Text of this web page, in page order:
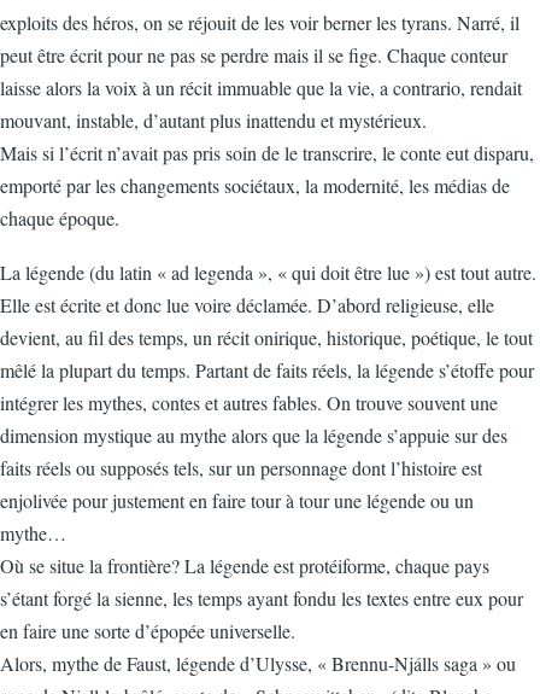
exploits des héros, on se réjouit de les voir berner les tyrans. Narré, il
peut être écrit pour ne pas se perdre mais il se fige. Chaque conteur
laisse alors la voix à un récit immuable que la vie, a contrario, rendait
mouvant, instable, d’autant plus inattendu et mystérieux.
Mais si l’écrit n’avait pas pris soin de le transcrire, le conte eut disparu,
emporté par les changements sociétaux, la modernité, les médias de
chaque époque.
La légende (du latin « ad legenda », « qui doit être lue ») est tout autre.
Elle est écrite et donc lue voire déclamée. D’abord religieuse, elle
devient, au fil des temps, un récit onirique, historique, poétique, le tout
mêlé la plupart du temps. Partant de faits réels, la légende s’étoffe pour
intégrer les mythes, contes et autres fables. On trouve souvent une
dimension mystique au mythe alors que la légende s’appuie sur des
faits réels ou supposés tels, sur un personnage dont l’histoire est
enjolivée pour justement en faire tour à tour une légende ou un
mythe…
Où se situe la frontière? La légende est protéiforme, chaque pays
s’étant forgé la sienne, les temps ayant fondu les textes entre eux pour
en faire une sorte d’épopée universelle.
Alors, mythe de Faust, légende d’Ulysse, « Brennu-Njálls saga » ou